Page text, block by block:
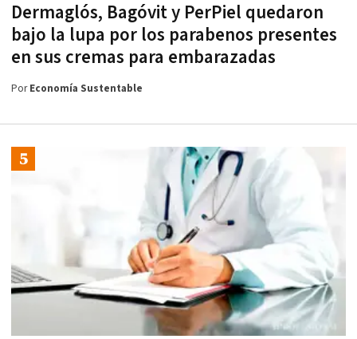
Dermaglós, Bagóvit y PerPiel quedaron
bajo la lupa por los parabenos presentes
en sus cremas para embarazadas
PorEconomía Sustentable